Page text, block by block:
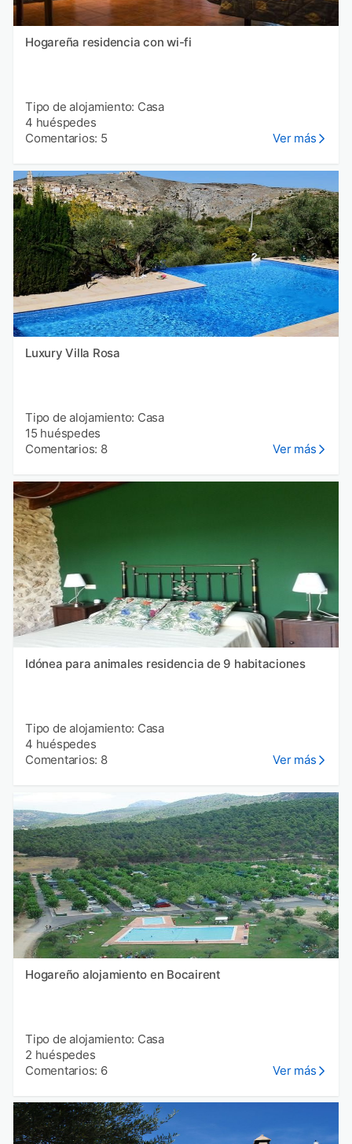
Hogareña residencia con wi-fi
Tipo de alojamiento: Casa
4 huéspedes
Comentarios: 5
Ver más
Luxury Villa Rosa
Tipo de alojamiento: Casa
15 huéspedes
Comentarios: 8
Ver más
Idónea para animales residencia de 9 habitaciones
Tipo de alojamiento: Casa
4 huéspedes
Comentarios: 8
Ver más
Hogareño alojamiento en Bocairent
Tipo de alojamiento: Casa
2 huéspedes
Comentarios: 6
Ver más